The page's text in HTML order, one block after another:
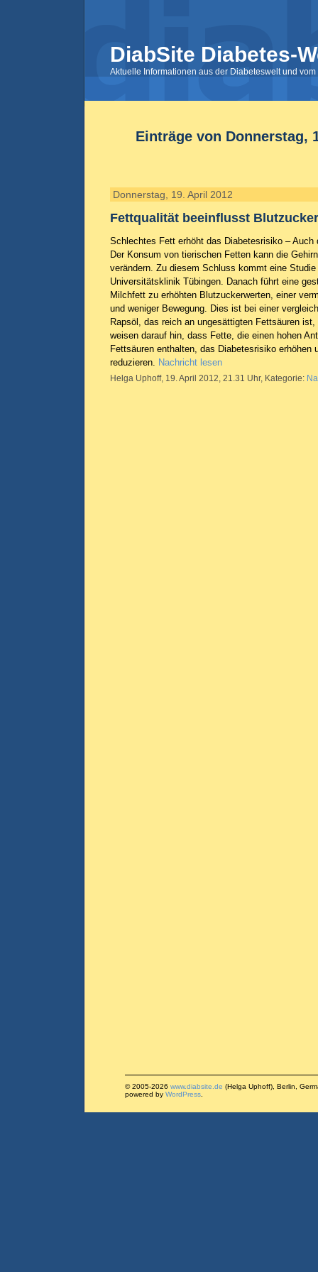
DiabSite Diabetes-
Aktuelle Informationen aus der Diabeteswelt und
Einträge von Donnerstag,
Donnerstag, 19. April 2012
Fettqualität beeinflusst
Schlechtes Fett erhöht das Diabetesrisiko –
Der Konsum von tierischen Fetten kann die
verändern. Zu diesem Schluss kommt eine
Universitätsklinik Tübingen. Danach führt eine
Milchfett zu erhöhten Blutzuckerwerten, einer
und weniger Bewegung. Dies ist bei einer
Rapsöl, das reich an ungesättigten Fettsäuren
weisen darauf hin, dass Fette, die einen hohen
Fettsäuren enthalten, das Diabetesrisiko erhöhen
reduzieren. Nachricht lesen
Helga Uphoff, 19. April 2012, 21.31 Uhr, Kategorie:
© 2005-2026 www.diabsite.de (Helga Uphoff), Berlin,
powered by WordPress.